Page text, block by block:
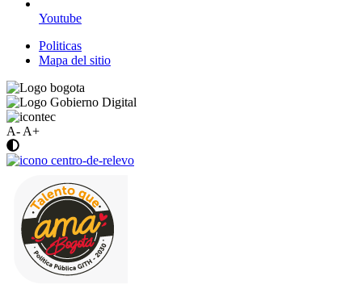
Youtube
Politicas
Mapa del sitio
A- A+